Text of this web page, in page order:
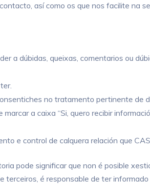
así como os que nos facilite na
a dúbidas, queixas, comentarios ou
no tratamento pertinente de
a caixa “Si, quero recibir
e control de calquera relación que
pode significar que non é posible
é responsable de ter